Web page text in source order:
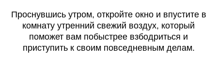
Проснувшись утром, откройте окно и впустите в
комнату утренний свежий воздух, который
поможет вам побыстрее взбодриться и
приступить к своим повседневным делам.